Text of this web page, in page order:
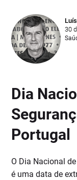
30
Dia
Portugal
O Dia Nacional de
é uma data de